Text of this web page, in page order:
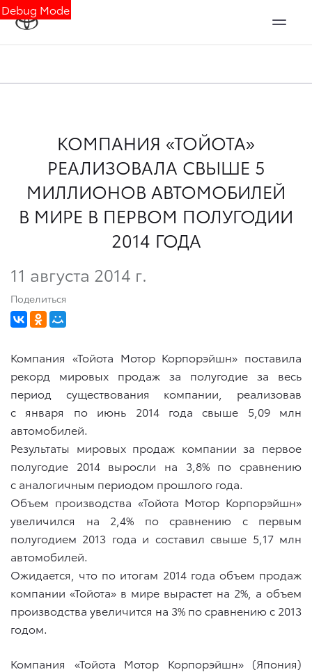
Debug Mode
КОМПАНИЯ «ТОЙОТА»
РЕАЛИЗОВАЛА СВЫШЕ 5
МИЛЛИОНОВ АВТОМОБИЛЕЙ
В МИРЕ В ПЕРВОМ ПОЛУГОДИИ
2014 ГОДА
11 августа 2014 г.
Поделиться
Компания «Тойота Мотор Корпорэйшн» поставила
рекорд мировых продаж за полугодие за весь
период существования компании, реализовав
с января по июнь 2014 года свыше 5,09 млн
автомобилей.
Результаты мировых продаж компании за первое
полугодие 2014 выросли на 3,8% по сравнению
с аналогичным периодом прошлого года.
Объем производства «Тойота Мотор Корпорэйшн»
увеличился на 2,4% по сравнению с первым
полугодием 2013 года и составил свыше 5,17 млн
автомобилей.
Ожидается, что по итогам 2014 года объем продаж
компании «Тойота» в мире вырастет на 2%, а объем
производства увеличится на 3% по сравнению с 2013
годом.
Компания «Тойота Мотор Корпорэйшн» (Япония)